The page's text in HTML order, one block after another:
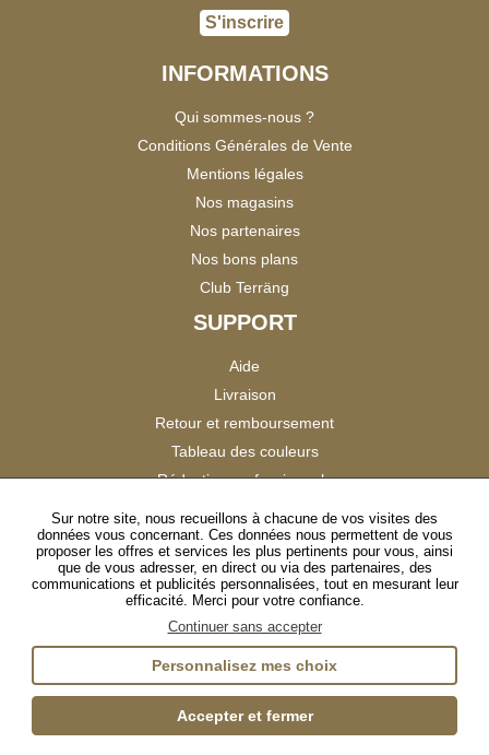
S'inscrire
INFORMATIONS
Qui sommes-nous ?
Conditions Générales de Vente
Mentions légales
Nos magasins
Nos partenaires
Nos bons plans
Club Terräng
SUPPORT
Aide
Livraison
Retour et remboursement
Tableau des couleurs
Réduction professionnels
Catalogues
Satisfaction Clients
SUIVEZ-NOUS
InstagramTikTokFacebookYouTubeLinkedIn
Sur notre site, nous recueillons à chacune de vos visites des
données vous concernant. Ces données nous permettent de vous
proposer les offres et services les plus pertinents pour vous, ainsi
que de vous adresser, en direct ou via des partenaires, des
communications et publicités personnalisées, tout en mesurant leur
efficacité. Merci pour votre confiance.
Continuer sans accepter
Personnalisez mes choix
Accepter et fermer